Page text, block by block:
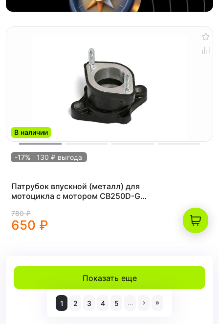
В наличии
-17% 130 ₽ выгода
Патрубок впускной (металл) для
мотоцикла с мотором CB250D-G
ZS172FMM
780 ₽
650 ₽
Показать еще
1 2 3 4 5 … › »